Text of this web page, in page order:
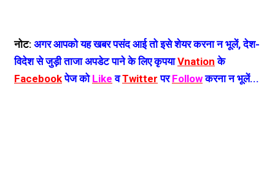
नोट: अगर आपको यह खबर पसंद आई तो इसे शेयर करना न भूलें, देश-
विदेश से जुड़ी ताजा अपडेट पाने के लिए कृपयाVnation के
Facebookपेज को Like वTwitter परFollowकरना न भूलें...